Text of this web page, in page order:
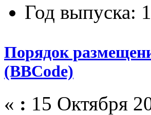
Год выпуска:
Порядок
(BBCode)
« : 15 Октября